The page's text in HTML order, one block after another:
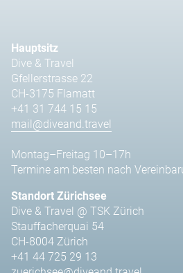
Hauptsitz
Dive & Travel
Gfellerstrasse 22
CH-3175 Flamatt
+41 31 744 15 15
mail@diveand.travel
Montag–Freitag 10–17h
Termine am besten nach
Standort Zürichsee
Dive & Travel @ TSK Zürich
Stauffacherquai 54
CH-8004 Zürich
+41 44 725 29 13